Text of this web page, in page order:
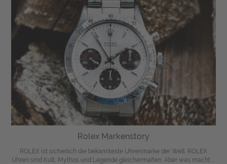
Rolex Markenstory
ROLEX ist sicherlich die bekannteste Uhrenmarke der Welt. ROLEX
Uhren sind Kult, Mythos und Legende gleichermaßen. Aber was macht ...